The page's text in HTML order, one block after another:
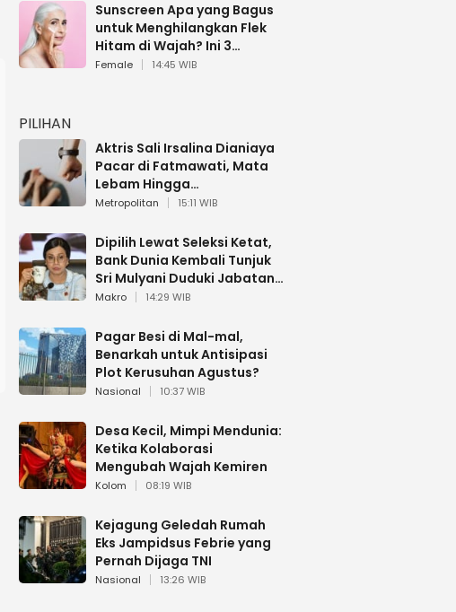
Sunscreen Apa yang Bagus
untuk Menghilangkan Flek
Hitam di Wajah? Ini 3
Rekomendasi sesuai Review
Female 14:45 WIB
PILIHAN
Aktris Sali Irsalina Dianiaya
Pacar di Fatmawati, Mata
Lebam Hingga
Diselamatkan Polantas
Metropolitan 15:11 WIB
Dipilih Lewat Seleksi Ketat,
Bank Dunia Kembali Tunjuk
Sri Mulyani Duduki Jabatan
Strategis
Makro 14:29 WIB
Pagar Besi di Mal-mal,
Benarkah untuk Antisipasi
Plot Kerusuhan Agustus?
Nasional 10:37 WIB
Desa Kecil, Mimpi Mendunia:
Ketika Kolaborasi
Mengubah Wajah Kemiren
Kolom 08:19 WIB
Kejagung Geledah Rumah
Eks Jampidsus Febrie yang
Pernah Dijaga TNI
Nasional 13:26 WIB